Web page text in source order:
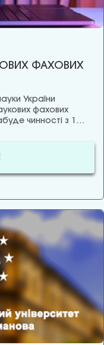
ФАХОВИХ
України
фахових
чинності з 1…